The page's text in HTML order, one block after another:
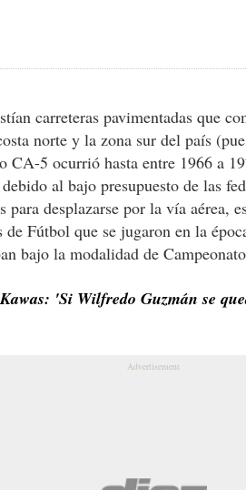
carreteras pavimentadas que
norte y la zona sur del país
CA-5 ocurrió hasta entre 1966 a
al bajo presupuesto de las
para desplazarse por la vía aérea,
Fútbol que se jugaron en la
bajo la modalidad de
'Si Wilfredo Guzmán se